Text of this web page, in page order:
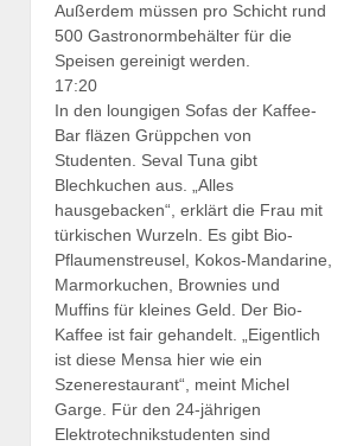
Außerdem müssen pro Schicht rund
500 Gastronormbehälter für die
Speisen gereinigt werden.
17:20
In den loungigen Sofas der Kaffee-
Bar fläzen Grüppchen von
Studenten. Seval Tuna gibt
Blechkuchen aus. „Alles
hausgebacken“, erklärt die Frau mit
türkischen Wurzeln. Es gibt Bio-
Pflaumenstreusel, Kokos-Mandarine,
Marmorkuchen, Brownies und
Muffins für kleines Geld. Der Bio-
Kaffee ist fair gehandelt. „Eigentlich
ist diese Mensa hier wie ein
Szenerestaurant“, meint Michel
Garge. Für den 24-jährigen
Elektrotechnikstudenten sind